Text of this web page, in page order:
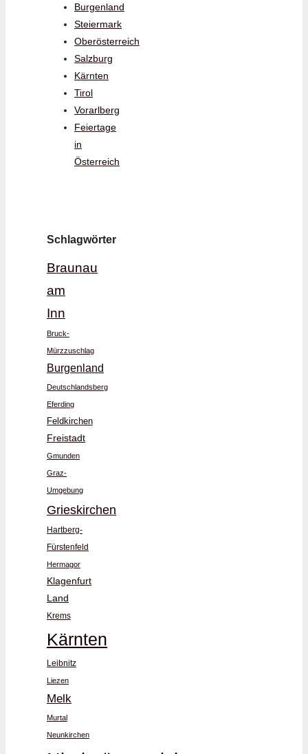
Burgenland
Steiermark
Oberösterreich
Salzburg
Kärnten
Tirol
Vorarlberg
Feiertage
in
Österreich
Schlagwörter
Braunau
am
Inn
Bruck-
Mürzzuschlag
Burgenland
Deutschlandsberg
Eferding
Feldkirchen
Freistadt
Gmunden
Graz-
Umgebung
Grieskirchen
Hartberg-
Fürstenfeld
Hermagor
Klagenfurt
Land
Krems
Kärnten
Leibnitz
Liezen
Melk
Murtal
Neunkirchen